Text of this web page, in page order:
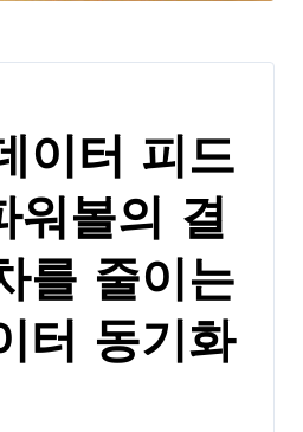
이터 피드
볼의 결
를 줄이는
터 동기화